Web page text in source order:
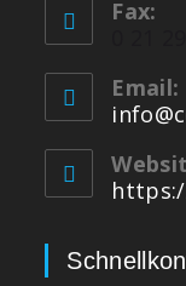
Fax:
Email: